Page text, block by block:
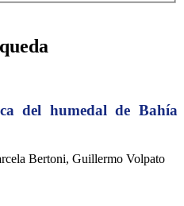
del humedal de Bahía
Bertoni, Guillermo Volpato